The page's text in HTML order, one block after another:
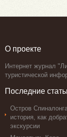
О проекте
Интернет журнал
туристической
Последние
Остров
история, как
экскурсии